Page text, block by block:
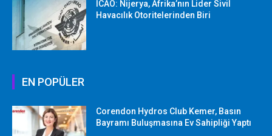
ICAO: Nijerya, Afrika’nın Lider Sivil
Havacılık Otoritelerinden Biri
EN POPÜLER
Corendon Hydros Club Kemer, Basın
Bayramı Buluşmasına Ev Sahipliği Yaptı